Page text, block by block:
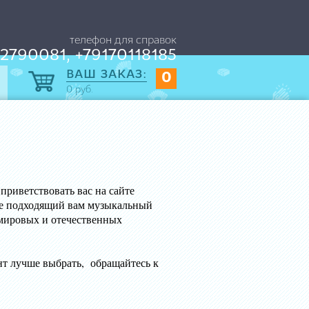
телефон для справок
+79170118185
0
ВАШ ЗАКАЗ:
0руб.
вас на сайте
вам музыкальный
и отечественных
и других.
лучше выбрать, обращайтесь к